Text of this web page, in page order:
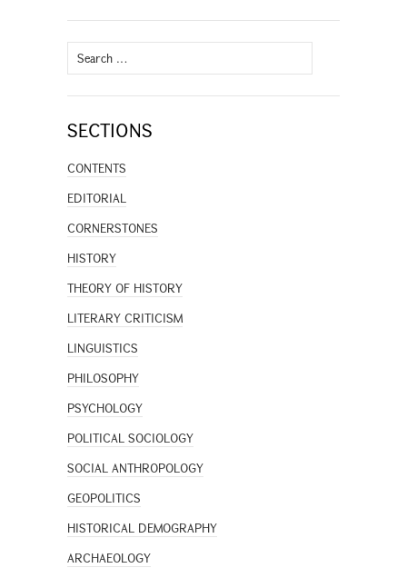
Search
for:
SECTIONS
CONTENTS
EDITORIAL
CORNERSTONES
HISTORY
THEORY OF HISTORY
LITERARY CRITICISM
LINGUISTICS
PHILOSOPHY
PSYCHOLOGY
POLITICAL SOCIOLOGY
SOCIAL ANTHROPOLOGY
GEOPOLITICS
HISTORICAL DEMOGRAPHY
ARCHAEOLOGY